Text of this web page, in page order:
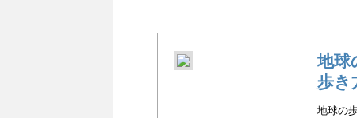
地球
歩き
地球の